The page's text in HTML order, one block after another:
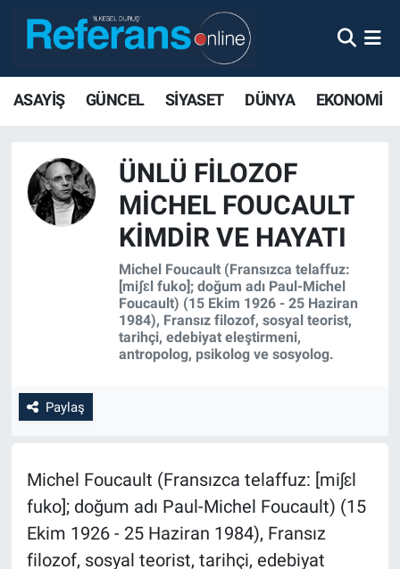
ASAYİŞ GÜNCEL SİYASET DÜNYA EKONOMİ
ÜNLÜ FILOZOF
MICHEL FOUCAULT
KIMDIR VE HAYATI
Michel Foucault (Fransızca telaffuz:
[miʃɛl fuko]; doğum adı Paul-Michel
Foucault) (15 Ekim 1926 - 25 Haziran
1984), Fransız filozof, sosyal teorist,
tarihçi, edebiyat eleştirmeni,
antropolog, psikolog ve sosyolog.
Paylaş
Michel Foucault (Fransızca telaffuz: [miʃɛl
fuko]; doğum adı Paul-Michel Foucault) (15
Ekim 1926 - 25 Haziran 1984), Fransız
filozof, sosyal teorist, tarihçi, edebiyat